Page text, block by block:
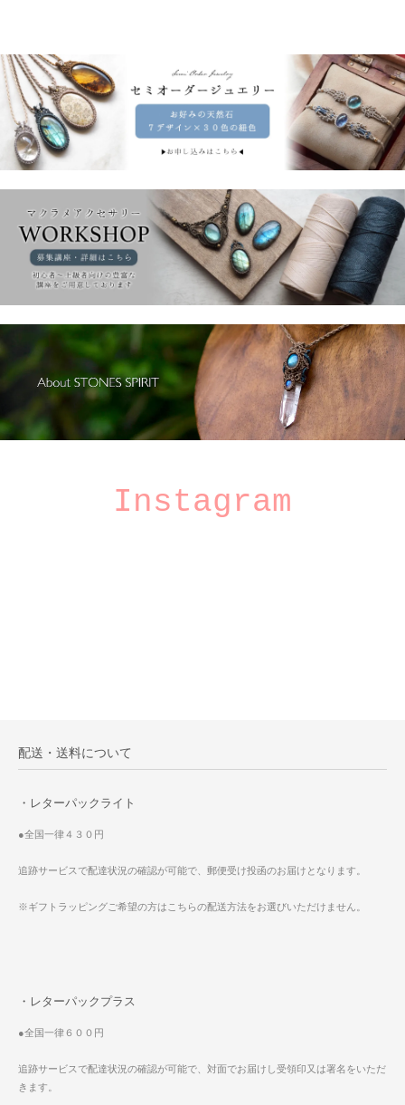
Instagram
配送・送料について
・レターパックライト
●全国一律４３０円
追跡サービスで配達状況の確認が可能で、郵便受け投函のお届けとなります。
※ギフトラッピングご希望の方はこちらの配送方法をお選びいただけません。
・レターパックプラス
●全国一律６００円
追跡サービスで配達状況の確認が可能で、対面でお届けし受領印又は署名をいただ
きます。